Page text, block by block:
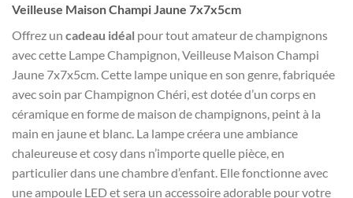
Veilleuse Maison Champi Jaune 7x7x5cm
Offrez un cadeau idéal pour tout amateur de champignons
avec cette Lampe Champignon, Veilleuse Maison Champi
Jaune 7x7x5cm. Cette lampe unique en son genre, fabriquée
avec soin par Champignon Chéri, est dotée d’un corps en
céramique en forme de maison de champignons, peint à la
main en jaune et blanc. La lampe créera une ambiance
chaleureuse et cosy dans n’importe quelle pièce, en
particulier dans une chambre d’enfant. Elle fonctionne avec
une ampoule LED et sera un accessoire adorable pour votre